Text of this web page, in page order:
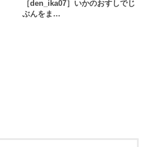
［den_ika07］いかのおすしでじ
ぶんをま…